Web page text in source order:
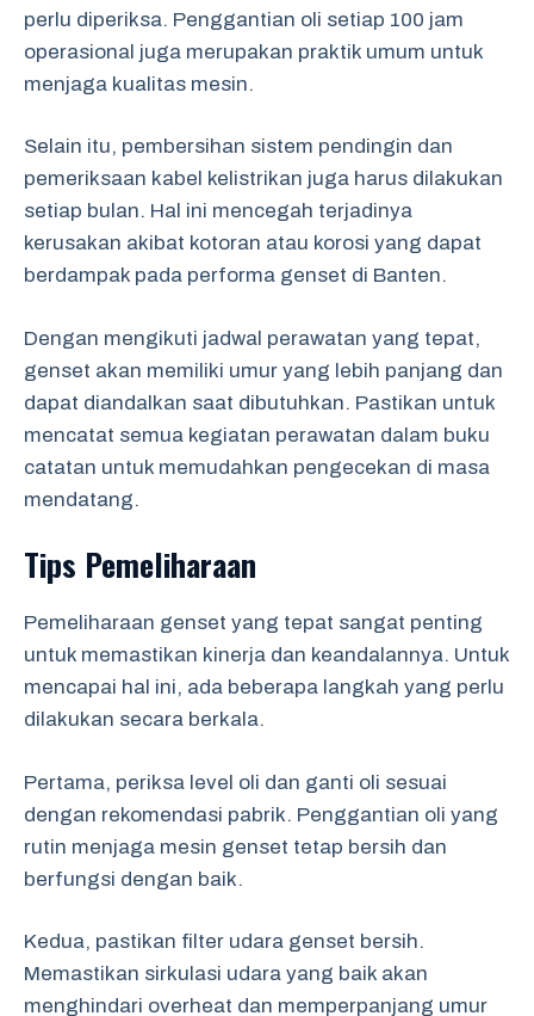
perlu diperiksa. Penggantian oli setiap 100 jam
operasional juga merupakan praktik umum untuk
menjaga kualitas mesin.
Selain itu, pembersihan sistem pendingin dan
pemeriksaan kabel kelistrikan juga harus dilakukan
setiap bulan. Hal ini mencegah terjadinya
kerusakan akibat kotoran atau korosi yang dapat
berdampak pada performa genset di Banten.
Dengan mengikuti jadwal perawatan yang tepat,
genset akan memiliki umur yang lebih panjang dan
dapat diandalkan saat dibutuhkan. Pastikan untuk
mencatat semua kegiatan perawatan dalam buku
catatan untuk memudahkan pengecekan di masa
mendatang.
Tips Pemeliharaan
Pemeliharaan genset yang tepat sangat penting
untuk memastikan kinerja dan keandalannya. Untuk
mencapai hal ini, ada beberapa langkah yang perlu
dilakukan secara berkala.
Pertama, periksa level oli dan ganti oli sesuai
dengan rekomendasi pabrik. Penggantian oli yang
rutin menjaga mesin genset tetap bersih dan
berfungsi dengan baik.
Kedua, pastikan filter udara genset bersih.
Memastikan sirkulasi udara yang baik akan
menghindari overheat dan memperpanjang umur